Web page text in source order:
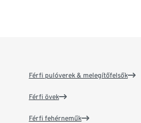
Férfi pulóverek & melegítőfelsők
Férfi övek
Férfi fehérneműk